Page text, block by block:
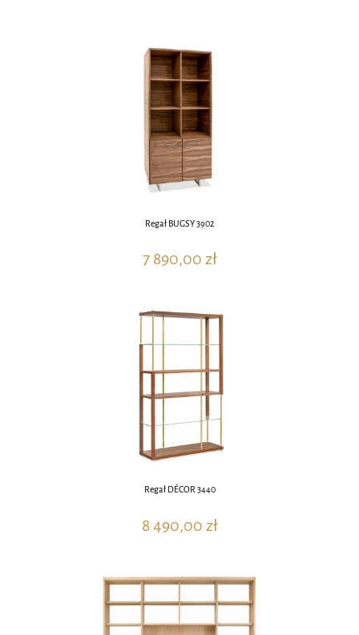
Regał BUGSY 3902
7 890,00 zł
Regał DÉCOR 3440
8 490,00 zł